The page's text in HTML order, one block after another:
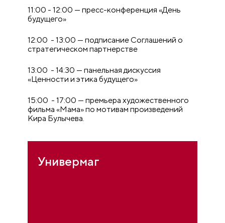
11:00 - 12:00 — пресс-конференция «День
будущего»
12:00 - 13:00 — подписание Соглашений о
стратегическом партнерстве
13:00 - 14:30 — панельная дискуссия
«Ценности и этика будущего»
15:00 - 17:00 — премьера художественного
фильма «Мама» по мотивам произведений
Кира Булычева.
Универмаг